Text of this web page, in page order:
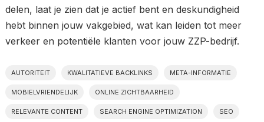
delen, laat je zien dat je actief bent en deskundigheid
hebt binnen jouw vakgebied, wat kan leiden tot meer
verkeer en potentiële klanten voor jouw ZZP-bedrijf.
AUTORITEIT KWALITATIEVE BACKLINKS META-INFORMATIE
MOBIELVRIENDELIJK ONLINE ZICHTBAARHEID
RELEVANTE CONTENT SEARCH ENGINE OPTIMIZATION SEO